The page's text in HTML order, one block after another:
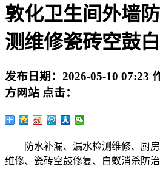
敦化卫生间外墙
测维修瓷砖空鼓白
发布日期： 2026-05-10 07:23
方网站 点击：
防水补漏、漏水检测维修、厨房
维修、瓷砖空鼓修复、白蚁消杀防